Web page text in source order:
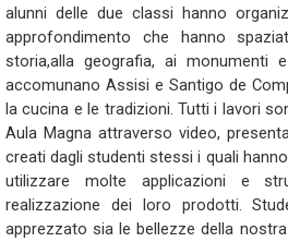
alunni delle due classi hanno
approfondimento che hanno
storia,alla geografia, ai monumenti
accomunano Assisi e Santigo de
la cucina e le tradizioni. Tutti i lavori
Aula Magna attraverso video,
creati dagli studenti stessi i quali
utilizzare molte applicazioni e
realizzazione dei loro prodotti.
apprezzato sia le bellezze della